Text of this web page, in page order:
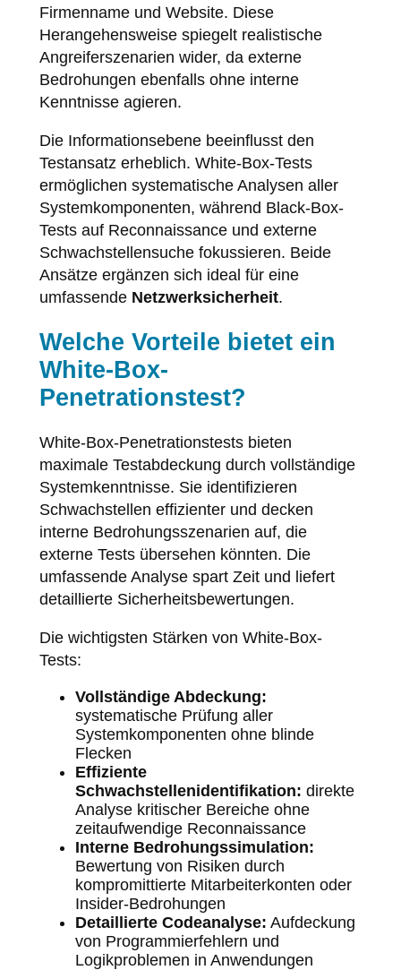
Firmenname und Website. Diese
Herangehensweise spiegelt realistische
Angreiferszenarien wider, da externe
Bedrohungen ebenfalls ohne interne
Kenntnisse agieren.
Die Informationsebene beeinflusst den
Testansatz erheblich. White-Box-Tests
ermöglichen systematische Analysen aller
Systemkomponenten, während Black-Box-
Tests auf Reconnaissance und externe
Schwachstellensuche fokussieren. Beide
Ansätze ergänzen sich ideal für eine
umfassende Netzwerksicherheit.
Welche Vorteile bietet ein
White-Box-
Penetrationstest?
White-Box-Penetrationstests bieten
maximale Testabdeckung durch vollständige
Systemkenntnisse. Sie identifizieren
Schwachstellen effizienter und decken
interne Bedrohungsszenarien auf, die
externe Tests übersehen könnten. Die
umfassende Analyse spart Zeit und liefert
detaillierte Sicherheitsbewertungen.
Die wichtigsten Stärken von White-Box-
Tests:
Vollständige Abdeckung:
systematische Prüfung aller
Systemkomponenten ohne blinde
Flecken
Effiziente
Schwachstellenidentifikation: direkte
Analyse kritischer Bereiche ohne
zeitaufwendige Reconnaissance
Interne Bedrohungssimulation:
Bewertung von Risiken durch
kompromittierte Mitarbeiterkonten oder
Insider-Bedrohungen
Detaillierte Codeanalyse: Aufdeckung
von Programmierfehlern und
Logikproblemen in Anwendungen